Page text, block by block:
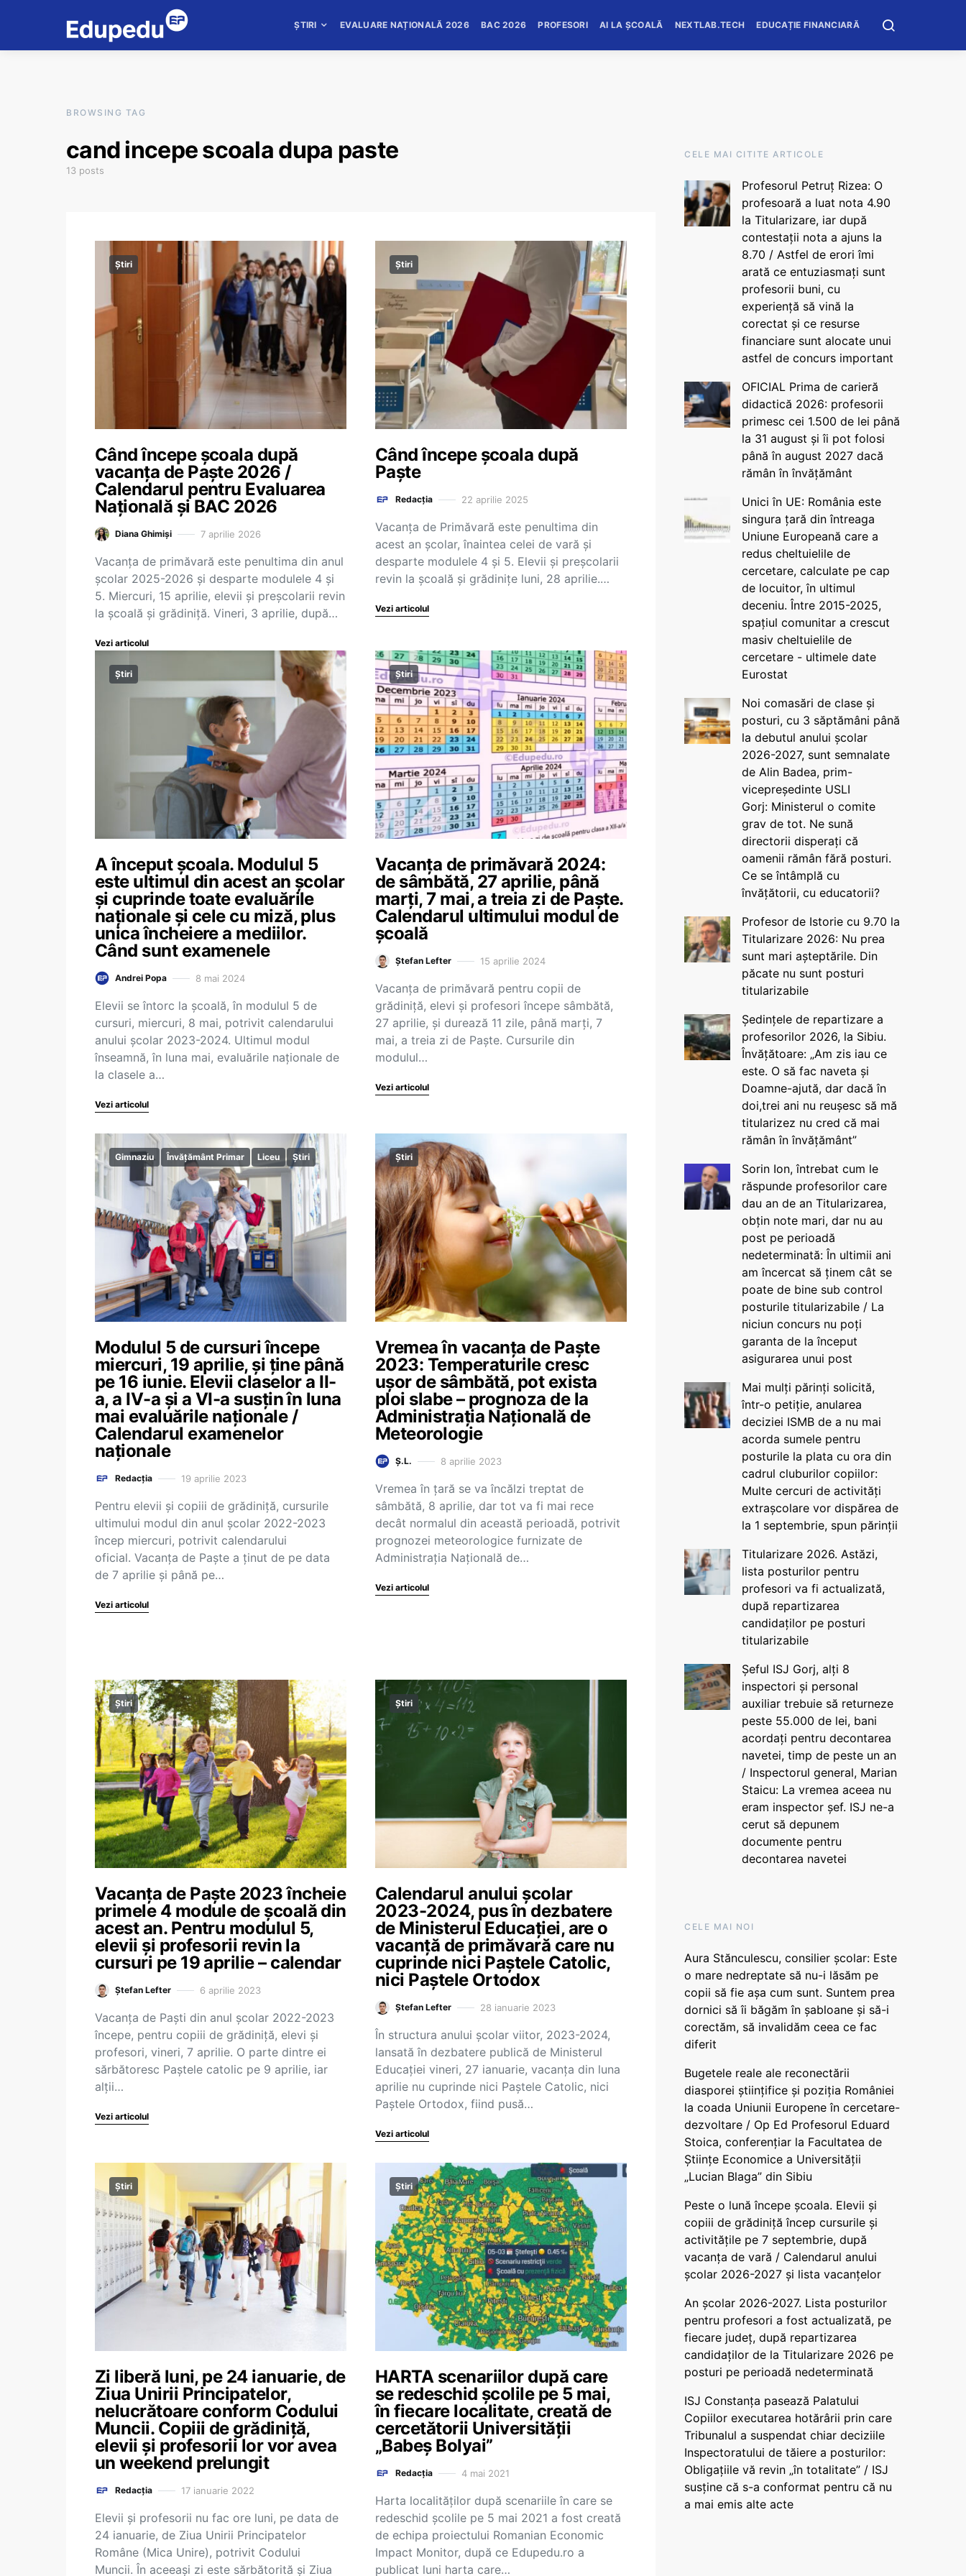
ȘTIRI EVALUARE NAȚIONALĂ 2026 BAC 2026 PROFESORI AI LA ȘCOALĂ NEXTLAB.TECH EDUCAȚIE FINANCIARĂ
BROWSING TAG
cand incepe scoala dupa paste
13 posts
Știri
Când începe școala după
vacanța de Paște 2026 /
Calendarul pentru Evaluarea
Națională și BAC 2026
Diana Ghimiși 7 aprilie 2026
Vacanța de primăvară este penultima din anul
școlar 2025-2026 și desparte modulele 4 și
5. Miercuri, 15 aprilie, elevii și preșcolarii revin
la școală și grădiniță. Vineri, 3 aprilie, după…
Vezi articolul
Știri
Când începe școala după
Paște
Redacția 22 aprilie 2025
Vacanța de Primăvară este penultima din
acest an școlar, înaintea celei de vară și
desparte modulele 4 și 5. Elevii și preșcolarii
revin la școală și grădinițe luni, 28 aprilie.…
Vezi articolul
Știri
A început școala. Modulul 5
este ultimul din acest an școlar
și cuprinde toate evaluările
naționale și cele cu miză, plus
unica încheiere a mediilor.
Când sunt examenele
Andrei Popa 8 mai 2024
Elevii se întorc la școală, în modulul 5 de
cursuri, miercuri, 8 mai, potrivit calendarului
anului școlar 2023-2024. Ultimul modul
înseamnă, în luna mai, evaluările naționale de
la clasele a…
Vezi articolul
Știri
Vacanța de primăvară 2024:
de sâmbătă, 27 aprilie, până
marți, 7 mai, a treia zi de Paște.
Calendarul ultimului modul de
școală
Ștefan Lefter 15 aprilie 2024
Vacanța de primăvară pentru copii de
grădiniță, elevi și profesori începe sâmbătă,
27 aprilie, și durează 11 zile, până marți, 7
mai, a treia zi de Paște. Cursurile din
modulul…
Vezi articolul
Gimnaziu Învățământ Primar Liceu Știri
Modulul 5 de cursuri începe
miercuri, 19 aprilie, și ține până
pe 16 iunie. Elevii claselor a II-
a, a IV-a și a VI-a susțin în luna
mai evaluările naționale /
Calendarul examenelor
naționale
Redacția 19 aprilie 2023
Pentru elevii și copiii de grădiniță, cursurile
ultimului modul din anul școlar 2022-2023
încep miercuri, potrivit calendarului
oficial. Vacanța de Paște a ținut de pe data
de 7 aprilie și până pe…
Vezi articolul
Știri
Vremea în vacanța de Paște
2023: Temperaturile cresc
ușor de sâmbătă, pot exista
ploi slabe – prognoza de la
Administrația Națională de
Meteorologie
Ș.L. 8 aprilie 2023
Vremea în țară se va încălzi treptat de
sâmbătă, 8 aprilie, dar tot va fi mai rece
decât normalul din această perioadă, potrivit
prognozei meteorologice furnizate de
Administrația Națională de…
Vezi articolul
Știri
Vacanța de Paște 2023 încheie
primele 4 module de școală din
acest an. Pentru modulul 5,
elevii și profesorii revin la
cursuri pe 19 aprilie – calendar
Ștefan Lefter 6 aprilie 2023
Vacanța de Paști din anul școlar 2022-2023
începe, pentru copiii de grădiniță, elevi și
profesori, vineri, 7 aprilie. O parte dintre ei
sărbătoresc Paștele catolic pe 9 aprilie, iar
alții…
Vezi articolul
Știri
Calendarul anului școlar
2023-2024, pus în dezbatere
de Ministerul Educației, are o
vacanță de primăvară care nu
cuprinde nici Paștele Catolic,
nici Paștele Ortodox
Ștefan Lefter 28 ianuarie 2023
În structura anului școlar viitor, 2023-2024,
lansată în dezbatere publică de Ministerul
Educației vineri, 27 ianuarie, vacanța din luna
aprilie nu cuprinde nici Paștele Catolic, nici
Paștele Ortodox, fiind pusă…
Vezi articolul
Știri
Zi liberă luni, pe 24 ianuarie, de
Ziua Unirii Principatelor,
nelucrătoare conform Codului
Muncii. Copiii de grădiniță,
elevii și profesorii lor vor avea
un weekend prelungit
Redacția 17 ianuarie 2022
Elevii și profesorii nu fac ore luni, pe data de
24 ianuarie, de Ziua Unirii Principatelor
Române (Mica Unire), potrivit Codului
Muncii. În aceeași zi este sărbătorită și Ziua
Știri
HARTA scenariilor după care
se redeschid școlile pe 5 mai,
în fiecare localitate, creată de
cercetătorii Universității
„Babeș Bolyai”
Redacția 4 mai 2021
Harta localităților după scenariile în care se
redeschid școlile pe 5 mai 2021 a fost creată
de echipa proiectului Romanian Economic
Impact Monitor, după ce Edupedu.ro a
publicat luni harta care…
CELE MAI CITITE ARTICOLE
Profesorul Petruț Rizea: O
profesoară a luat nota 4.90
la Titularizare, iar după
contestații nota a ajuns la
8.70 / Astfel de erori îmi
arată ce entuziasmați sunt
profesorii buni, cu
experiență să vină la
corectat și ce resurse
financiare sunt alocate unui
astfel de concurs important
OFICIAL Prima de carieră
didactică 2026: profesorii
primesc cei 1.500 de lei până
la 31 august și îi pot folosi
până în august 2027 dacă
rămân în învățământ
Unici în UE: România este
singura țară din întreaga
Uniune Europeană care a
redus cheltuielile de
cercetare, calculate pe cap
de locuitor, în ultimul
deceniu. Între 2015-2025,
spațiul comunitar a crescut
masiv cheltuielile de
cercetare - ultimele date
Eurostat
Noi comasări de clase și
posturi, cu 3 săptămâni până
la debutul anului școlar
2026-2027, sunt semnalate
de Alin Badea, prim-
vicepreședinte USLI
Gorj: Ministerul o comite
grav de tot. Ne sună
directorii disperați că
oamenii rămân fără posturi.
Ce se întâmplă cu
învățătorii, cu educatorii?
Profesor de Istorie cu 9.70 la
Titularizare 2026: Nu prea
sunt mari așteptările. Din
păcate nu sunt posturi
titularizabile
Ședințele de repartizare a
profesorilor 2026, la Sibiu.
Învățătoare: „Am zis iau ce
este. O să fac naveta și
Doamne-ajută, dar dacă în
doi,trei ani nu reușesc să mă
titularizez nu cred că mai
rămân în învățământ”
Sorin Ion, întrebat cum le
răspunde profesorilor care
dau an de an Titularizarea,
obțin note mari, dar nu au
post pe perioadă
nedeterminată: În ultimii ani
am încercat să ținem cât se
poate de bine sub control
posturile titularizabile / La
niciun concurs nu poți
garanta de la început
asigurarea unui post
Mai mulți părinți solicită,
într-o petiție, anularea
deciziei ISMB de a nu mai
acorda sumele pentru
posturile la plata cu ora din
cadrul cluburilor copiilor:
Multe cercuri de activități
extrașcolare vor dispărea de
la 1 septembrie, spun părinții
Titularizare 2026. Astăzi,
lista posturilor pentru
profesori va fi actualizată,
după repartizarea
candidaților pe posturi
titularizabile
Șeful ISJ Gorj, alți 8
inspectori și personal
auxiliar trebuie să returneze
peste 55.000 de lei, bani
acordați pentru decontarea
navetei, timp de peste un an
/ Inspectorul general, Marian
Staicu: La vremea aceea nu
eram inspector șef. ISJ ne-a
cerut să depunem
documente pentru
decontarea navetei
CELE MAI NOI
Aura Stănculescu, consilier școlar: Este
o mare nedreptate să nu-i lăsăm pe
copii să fie așa cum sunt. Suntem prea
dornici să îi băgăm în șabloane și să-i
corectăm, să invalidăm ceea ce fac
diferit
Bugetele reale ale reconectării
diasporei științifice și poziția României
la coada Uniunii Europene în cercetare-
dezvoltare / Op Ed Profesorul Eduard
Stoica, conferențiar la Facultatea de
Științe Economice a Universității
„Lucian Blaga” din Sibiu
Peste o lună începe școala. Elevii și
copiii de grădiniță încep cursurile și
activitățile pe 7 septembrie, după
vacanța de vară / Calendarul anului
școlar 2026-2027 și lista vacanțelor
An școlar 2026-2027. Lista posturilor
pentru profesori a fost actualizată, pe
fiecare județ, după repartizarea
candidaților de la Titularizare 2026 pe
posturi pe perioadă nedeterminată
ISJ Constanța pasează Palatului
Copiilor executarea hotărârii prin care
Tribunalul a suspendat chiar deciziile
Inspectoratului de tăiere a posturilor:
Obligațiile vă revin „în totalitate” / ISJ
susține că s-a conformat pentru că nu
a mai emis alte acte